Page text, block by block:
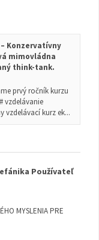
Konzervatívny
mimovládna
think-tank.
prvý ročník kurzu
vzdelávanie
vzdelávací kurz ek...
Používateľ
MYSLENIA PRE